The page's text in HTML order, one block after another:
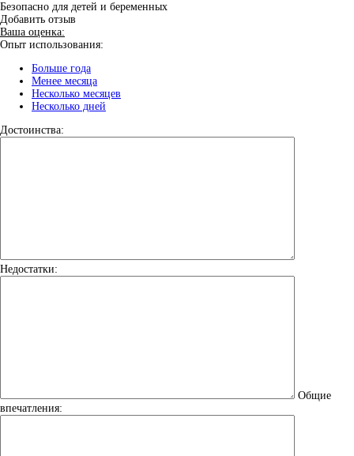
Безопасно для детей и беременных
Добавить отзыв
Ваша оценка:
Опыт использования:
Больше года
Менее месяца
Несколько месяцев
Несколько дней
Достоинства:
Недостатки:
Общие
впечатления: